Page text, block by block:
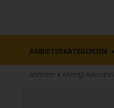
ANBIETERKATEGORIEN
Anbieter Mining